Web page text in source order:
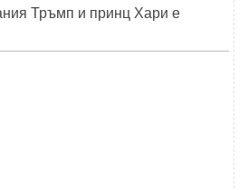
Тръмп и принц Хари е